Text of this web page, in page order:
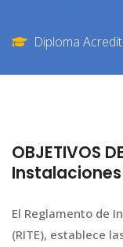
Diploma
OBJETIVOS
El Reglamento de
(RITE), establece